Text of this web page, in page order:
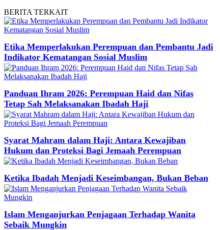
BERITA TERKAIT
Etika Memperlakukan Perempuan dan Pembantu Jadi
Indikator Kematangan Sosial Muslim
Panduan Ihram 2026: Perempuan Haid dan Nifas
Tetap Sah Melaksanakan Ibadah Haji
Syarat Mahram dalam Haji: Antara Kewajiban
Hukum dan Proteksi Bagi Jemaah Perempuan
Ketika Ibadah Menjadi Keseimbangan, Bukan Beban
Islam Menganjurkan Penjagaan Terhadap Wanita
Sebaik Mungkin